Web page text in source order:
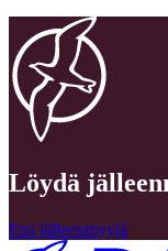
Löydä
Etsi jälleenmyyjä